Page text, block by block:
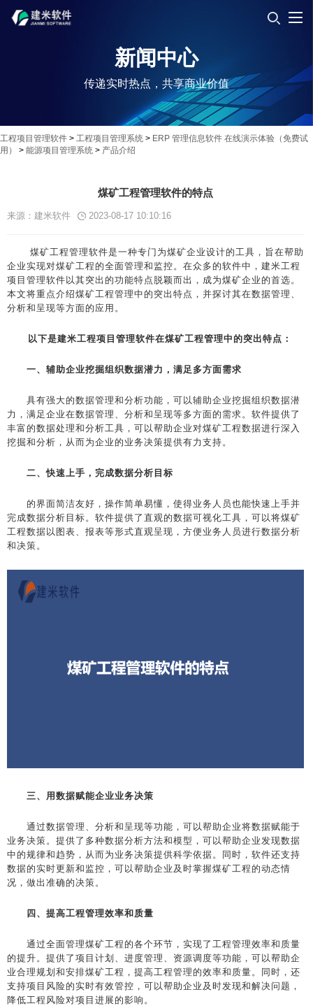
新闻中心
传递实时热点，共享商业价值
工程项目管理软件 > 工程项目管理系统 > ERP 管理信息软件 在线演示体验（免费试
用）
> 能源项目管理系统 > 产品介绍
煤矿工程管理软件的特点
来源：建米软件 2023-08-17 10:10:16
煤矿工程管理软件是一种专门为煤矿企业设计的工具，旨在帮助
企业实现对煤矿工程的全面管理和监控。在众多的软件中，建米工程
项目管理软件以其突出的功能特点脱颖而出，成为煤矿企业的首选。
本文将重点介绍煤矿工程管理中的突出特点，并探讨其在数据管理、
分析和呈现等方面的应用。
以下是建米工程项目管理软件在煤矿工程管理中的突出特点：
一、辅助企业挖掘组织数据潜力，满足多方面需求
具有强大的数据管理和分析功能，可以辅助企业挖掘组织数据潜
力，满足企业在数据管理、分析和呈现等多方面的需求。软件提供了
丰富的数据处理和分析工具，可以帮助企业对煤矿工程数据进行深入
挖掘和分析，从而为企业的业务决策提供有力支持。
二、快速上手，完成数据分析目标
的界面简洁友好，操作简单易懂，使得业务人员也能快速上手并
完成数据分析目标。软件提供了直观的数据可视化工具，可以将煤矿
工程数据以图表、报表等形式直观呈现，方便业务人员进行数据分析
和决策。
三、用数据赋能企业业务决策
通过数据管理、分析和呈现等功能，可以帮助企业将数据赋能于
业务决策。提供了多种数据分析方法和模型，可以帮助企业发现数据
中的规律和趋势，从而为业务决策提供科学依据。同时，软件还支持
数据的实时更新和监控，可以帮助企业及时掌握煤矿工程的动态情
况，做出准确的决策。
四、提高工程管理效率和质量
通过全面管理煤矿工程的各个环节，实现了工程管理效率和质量
的提升。提供了项目计划、进度管理、资源调度等功能，可以帮助企
业合理规划和安排煤矿工程，提高工程管理的效率和质量。同时，还
支持项目风险的实时有效管控，可以帮助企业及时发现和解决问题，
降低工程风险对项目进展的影响。